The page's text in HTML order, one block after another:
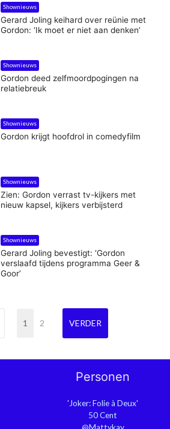
Shownieuws
Gerard Joling keihard over reünie met
Gordon: ‘Ik moet er niet aan denken’
Shownieuws
Gordon deed zelfmoordpogingen na
relatiebreuk
Shownieuws
Gordon krijgt hoofdrol in comedyfilm
Shownieuws
Zien: Gordon verrast tv-kijkers met
nieuw kapsel, kijkers verbijsterd
Shownieuws
Gerard Joling bevestigt: ‘Gordon
verslaafd tijdens programma Geer &
Goor’
1 2 VERDER
Personen
'Joker: Folie à Deux'
50 Cent